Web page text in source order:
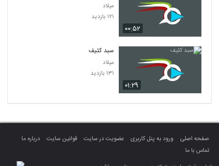
۰۰:۵۲
میلاد
۱۲۱ بازدید
۰۱:۲۹
سبد کثیف
میلاد
۱۳۱ بازدید
صفحه اصلی ورود به پنل کاربری عضویت در سایت قوانین سایت
درباره ما
تماس با ما